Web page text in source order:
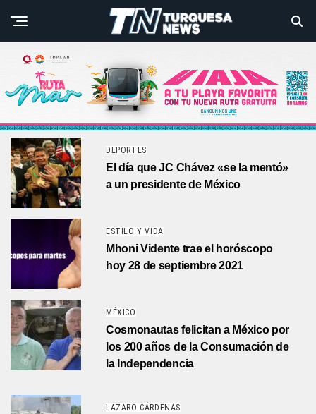
DEPORTES
El día que JC Chávez «se la mentó»
a un presidente de México
ESTILO Y VIDA
Mhoni Vidente trae el horóscopo
hoy 28 de septiembre 2021
MÉXICO
Cosmonautas felicitan a México por
los 200 años de la Consumación de
la Independencia
LÁZARO CÁRDENAS